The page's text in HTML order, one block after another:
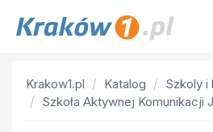
Krakow1.pl Katalog
Szkoly i
Szkoła Aktywnej Komunikacji